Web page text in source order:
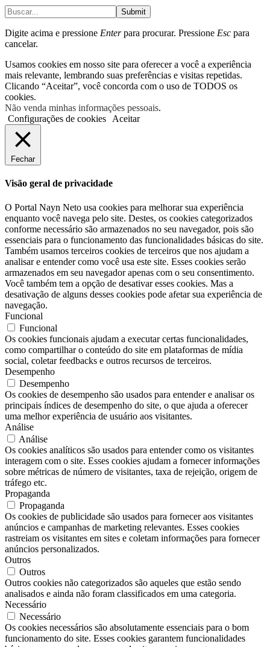
Submit
Digite acima e pressione Enterpara procurar. Pressione Esc para
cancelar.
Usamos cookies em nosso site para oferecer a você a experiência
mais relevante, lembrando suas preferências e visitas repetidas.
Clicando “Aceitar”, você concorda com o uso de TODOS os
cookies.
Não venda minhas informações pessoais.
Configurações de cookies
Aceitar
Fechar
Visão geral de privacidade
O Portal Nayn Neto usa cookies para melhorar sua experiência
enquanto você navega pelo site. Destes, os cookies categorizados
conforme necessário são armazenados no seu navegador, pois são
essenciais para o funcionamento das funcionalidades básicas do site.
Também usamos terceiros cookies de terceiros que nos ajudam a
analisar e entender como você usa este site. Esses cookies serão
armazenados em seu navegador apenas com o seu consentimento.
Você também tem a opção de desativar esses cookies. Mas a
desativação de alguns desses cookies pode afetar sua experiência de
navegação.
Funcional
Funcional
Os cookies funcionais ajudam a executar certas funcionalidades,
como compartilhar o conteúdo do site em plataformas de mídia
social, coletar feedbacks e outros recursos de terceiros.
Desempenho
Desempenho
Os cookies de desempenho são usados ​​para entender e analisar os
principais índices de desempenho do site, o que ajuda a oferecer
uma melhor experiência de usuário aos visitantes.
Análise
Análise
Os cookies analíticos são usados ​​para entender como os visitantes
interagem com o site. Esses cookies ajudam a fornecer informações
sobre métricas de número de visitantes, taxa de rejeição, origem de
tráfego etc.
Propaganda
Propaganda
Os cookies de publicidade são usados ​​para fornecer aos visitantes
anúncios e campanhas de marketing relevantes. Esses cookies
rastreiam os visitantes em sites e coletam informações para fornecer
anúncios personalizados.
Outros
Outros
Outros cookies não categorizados são aqueles que estão sendo
analisados ​​e ainda não foram classificados em uma categoria.
Necessário
Necessário
Os cookies necessários são absolutamente essenciais para o bom
funcionamento do site. Esses cookies garantem funcionalidades